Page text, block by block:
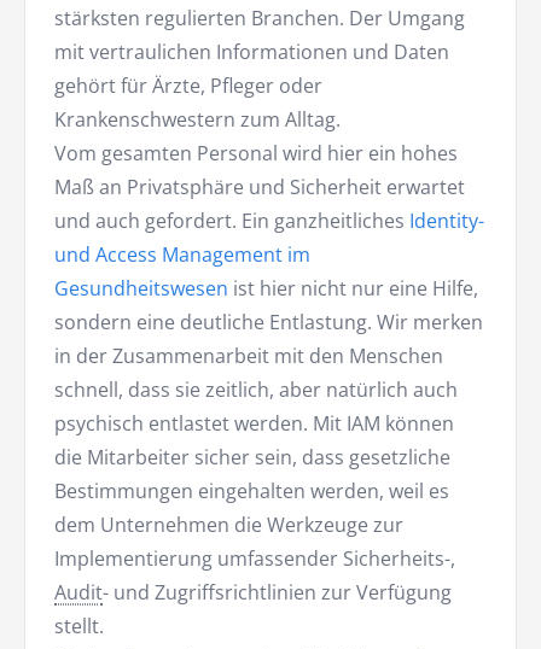
stärksten regulierten Branchen. Der Umgang
mit vertraulichen Informationen und Daten
gehört für Ärzte, Pfleger oder
Krankenschwestern zum Alltag.
Vom gesamten Personal wird hier ein hohes
Maß an Privatsphäre und Sicherheit erwartet
und auch gefordert. Ein ganzheitliches Identity-
und Access Management im
Gesundheitswesen ist hier nicht nur eine Hilfe,
sondern eine deutliche Entlastung. Wir merken
in der Zusammenarbeit mit den Menschen
schnell, dass sie zeitlich, aber natürlich auch
psychisch entlastet werden. Mit IAM können
die Mitarbeiter sicher sein, dass gesetzliche
Bestimmungen eingehalten werden, weil es
dem Unternehmen die Werkzeuge zur
Implementierung umfassender Sicherheits-,
Audit- und Zugriffsrichtlinien zur Verfügung
stellt.